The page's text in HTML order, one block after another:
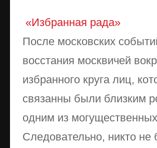
«Избранная рада»
После московских
восстания москвичей
избранного круга лиц,
связанны были близким
одним из
Следовательно, никто не